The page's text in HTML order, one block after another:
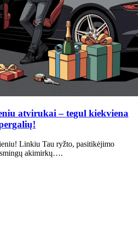
atvirukai – tegul kiekviena
Linkiu Tau ryžto, pasitikėjimo
akimirkų….